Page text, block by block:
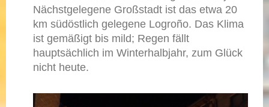
Nächstgelegene Großstadt ist das etwa 20
km südöstlich gelegene Logroño. Das Klima
ist gemäßigt bis mild; Regen fällt
hauptsächlich im Winterhalbjahr, zum Glück
nicht heute.